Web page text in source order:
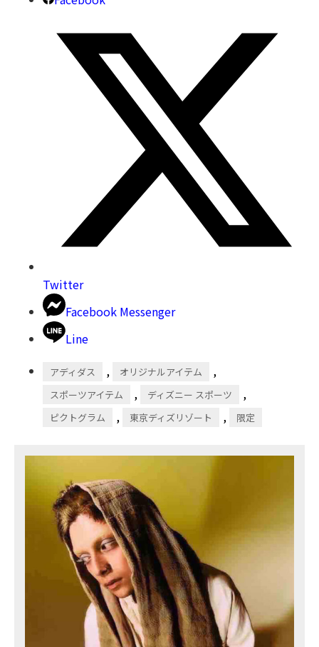
Twitter
Facebook Messenger
Line
アディダス , オリジナルアイテム ,
スポーツアイテム , ディズニー スポーツ ,
ピクトグラム , 東京ディズリゾート , 限定